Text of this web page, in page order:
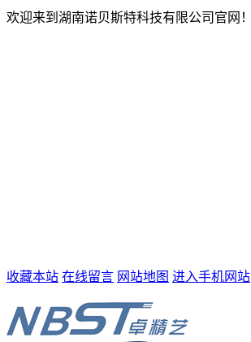
欢迎来到湖南诺贝斯特科技有限公司官网！
收藏本站 在线留言 网站地图 进入手机网站